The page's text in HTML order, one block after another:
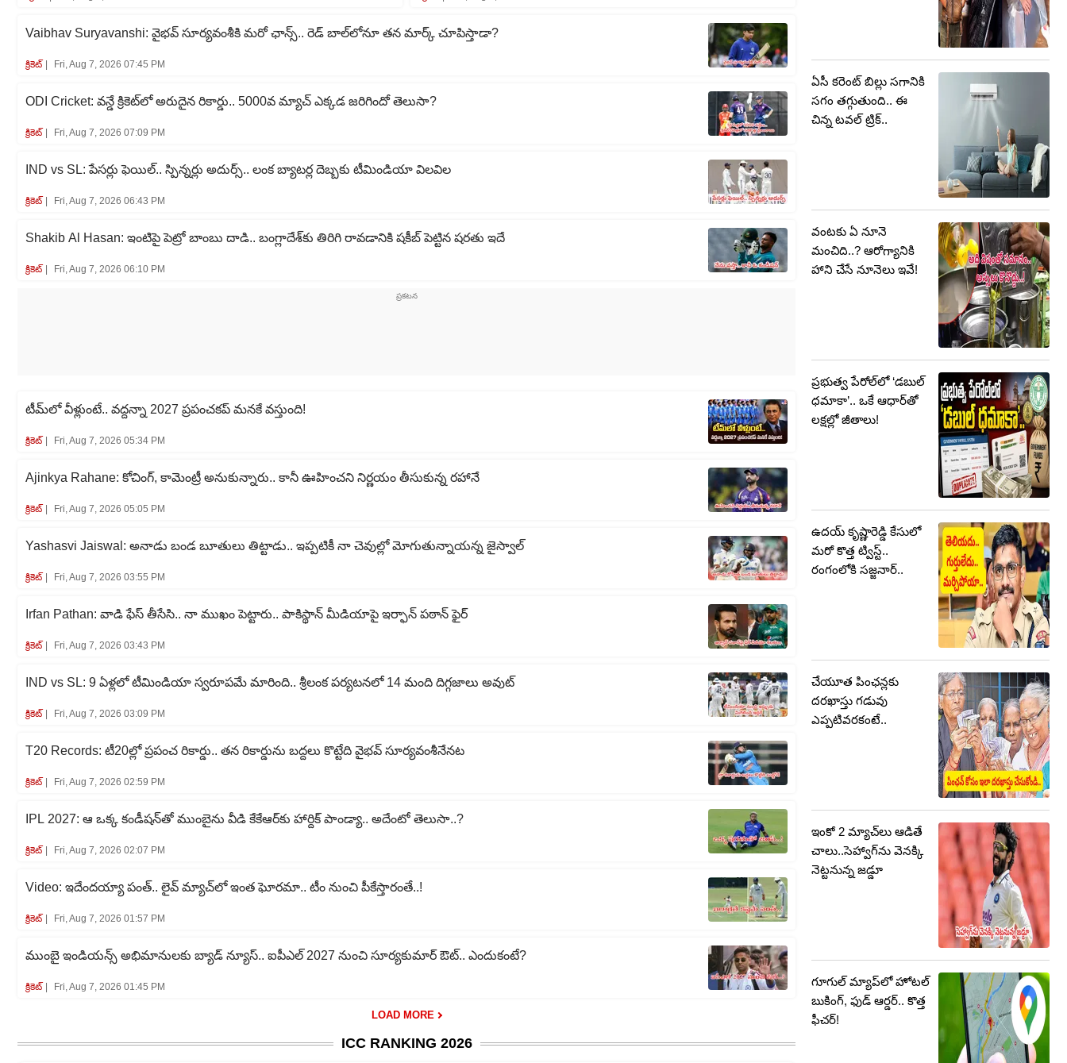
Vaibhav Suryavanshi: వైభవ్ సూర్యవంశీకి మరో ఛాన్స్.. రెడ్ బాల్‌లోనూ తన మార్క్ చూపిస్తాడా?
క్రికెట్‌ Fri, Aug 7, 2026 07:45 PM
ODI Cricket: వన్డే క్రికెట్‌లో అరుదైన రికార్డు.. 5000వ మ్యాచ్ ఎక్కడ జరిగిందో తెలుసా?
క్రికెట్‌ Fri, Aug 7, 2026 07:09 PM
IND vs SL: పేసర్లు ఫెయిల్.. స్పిన్నర్లు అదుర్స్.. లంక బ్యాటర్ల దెబ్బకు టీమిండియా విలవిల
క్రికెట్‌ Fri, Aug 7, 2026 06:43 PM
Shakib Al Hasan: ఇంటిపై పెట్రో బాంబు దాడి.. బంగ్లాదేశ్‌కు తిరిగి రావడానికి షకీబ్ పెట్టిన షరతు ఇదే
క్రికెట్‌ Fri, Aug 7, 2026 06:10 PM
టీమ్‌లో వీళ్లుంటే.. వద్దన్నా 2027 ప్రపంచకప్‌ మనకే వస్తుంది!
క్రికెట్‌ Fri, Aug 7, 2026 05:34 PM
Ajinkya Rahane: కోచింగ్, కామెంట్రీ అనుకున్నారు.. కానీ ఊహించని నిర్ణయం తీసుకున్న రహానే
క్రికెట్‌ Fri, Aug 7, 2026 05:05 PM
Yashasvi Jaiswal: అనాడు బండ బూతులు తిట్టాడు.. ఇప్పటికీ నా చెవుల్లో మోగుతున్నాయన్న జైస్వాల్
క్రికెట్‌ Fri, Aug 7, 2026 03:55 PM
Irfan Pathan: వాడి ఫేస్ తీసేసి.. నా ముఖం పెట్టారు.. పాకిస్థాన్ మీడియాపై ఇర్ఫాన్ పఠాన్ ఫైర్
క్రికెట్‌ Fri, Aug 7, 2026 03:43 PM
IND vs SL: 9 ఏళ్లలో టీమిండియా స్వరూపమే మారింది.. శ్రీలంక పర్యటనలో 14 మంది దిగ్గజాలు అవుట్
క్రికెట్‌ Fri, Aug 7, 2026 03:09 PM
T20 Records: టీ20ల్లో ప్రపంచ రికార్డు.. తన రికార్డును బద్దలు కొట్టేది వైభవ్ సూర్యవంశీనేనట
క్రికెట్‌ Fri, Aug 7, 2026 02:59 PM
IPL 2027: ఆ ఒక్క కండీషన్‌తో ముంబైను వీడి కేకేఆర్‌కు హార్దిక్ పాండ్యా.. అదేంటో తెలుసా..?
క్రికెట్‌ Fri, Aug 7, 2026 02:07 PM
Video: ఇదేందయ్యా పంత్.. లైవ్ మ్యాచ్‌లో ఇంత ఘోరమా.. టీం నుంచి పీకేస్తారంతే..!
క్రికెట్‌ Fri, Aug 7, 2026 01:57 PM
ముంబై ఇండియన్స్ అభిమానులకు బ్యాడ్ న్యూస్.. ఐపీఎల్ 2027 నుంచి సూర్యకుమార్ ఔట్.. ఎందుకంటే?
క్రికెట్‌ Fri, Aug 7, 2026 01:45 PM
LOAD MORE
ICC RANKING 2026
ఏసీ కరెంట్ బిల్లు సగానికి
సగం తగ్గుతుంది.. ఈ
చిన్న టవల్ ట్రిక్..
వంటకు ఏ నూనె
మంచిది..? ఆరోగ్యానికి
హాని చేసే నూనెలు ఇవే!
ప్రభుత్వ పేరోల్‌లో ‘డబుల్
ధమాకా’.. ఒకే ఆధార్‌తో
లక్షల్లో జీతాలు!
ఉదయ్ కృష్ణారెడ్డి కేసులో
మరో కొత్త ట్విస్ట్..
రంగంలోకి సజ్జనార్..
చేయూత పింఛన్లకు
దరఖాస్తు గడువు
ఎప్పటివరకంటే..
ఇంకో 2 మ్యాచ్‌లు ఆడితే
చాలు..సెహ్వాగ్‌ను వెనక్కి
నెట్టనున్న జడ్డూ
గూగుల్‌ మ్యాప్‌లో హోటల్
బుకింగ్, ఫుడ్ ఆర్డర్.. కొత్త
ఫీచర్!